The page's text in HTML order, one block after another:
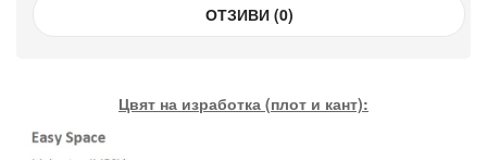
ОТЗИВИ (0)
Цвят на изработка (плот и кант):